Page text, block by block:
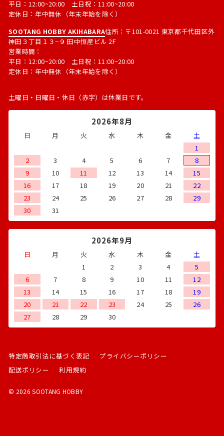
平日：12:00~20:00 土日祝：11:00~20:00
定休日：年中無休（年末年始を除く）
SOOTANG HOBBY AKIHABARA住所：〒101-0021 東京都千代田区外
神田３丁目１３−９ 田中恒産ビル 2F
営業時間：
平日：12:00~20:00 土日祝：11:00~20:00
定休日：年中無休（年末年始を除く）
土曜日・日曜日・休日（赤字）は休業日です。
2026年8月
日 月 火 水 木 金
土
1
2
3 4 5 6 7
8
9
10 11 12 13 14
15
16
17 18 19 20 21
22
23
24 25 26 27 28
29
30
31
2026年9月
日 月 火 水 木 金
土
1
2 3 4
5
6
7 8 9 10 11
12
13
14 15 16 17 18
19
20
21 22 23 24 25
26
27
28 29 30
© 2026 SOOTANG HOBBY
特定商取引法に基づく表記
プライバシーポリシー
配送ポリシー
利用規約